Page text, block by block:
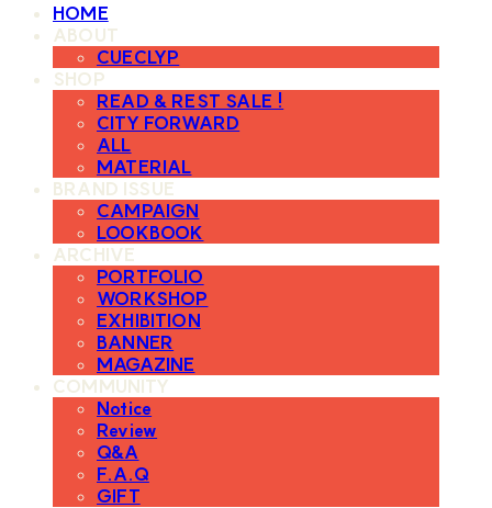
HOME
ABOUT
CUECLYP
SHOP
READ & REST SALE !
CITY FORWARD
ALL
MATERIAL
BRAND ISSUE
CAMPAIGN
LOOKBOOK
ARCHIVE
PORTFOLIO
WORKSHOP
EXHIBITION
BANNER
MAGAZINE
COMMUNITY
Notice
Review
Q&A
F.A.Q
GIFT